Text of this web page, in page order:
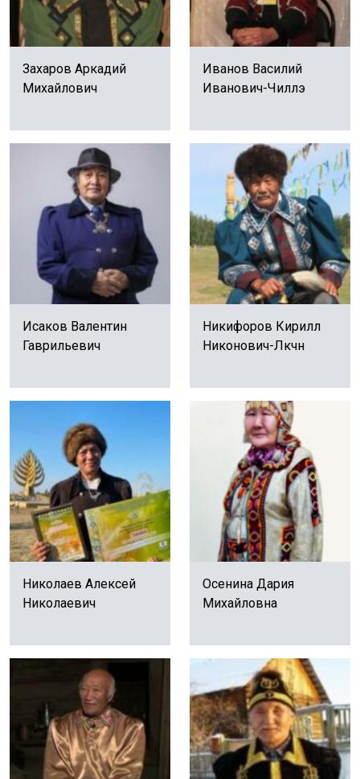
Захаров Аркадий
Михайлович
Иванов Василий
Иванович-Чиллэ
Исаков Валентин
Гаврильевич
Никифоров Кирилл
Никонович-Лөкөчөөн
Николаев Алексей
Николаевич
Осенина Дария
Михайловна